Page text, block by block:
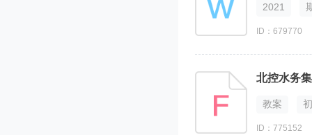
2021
ID：679770
北控水务
教案
ID：775152